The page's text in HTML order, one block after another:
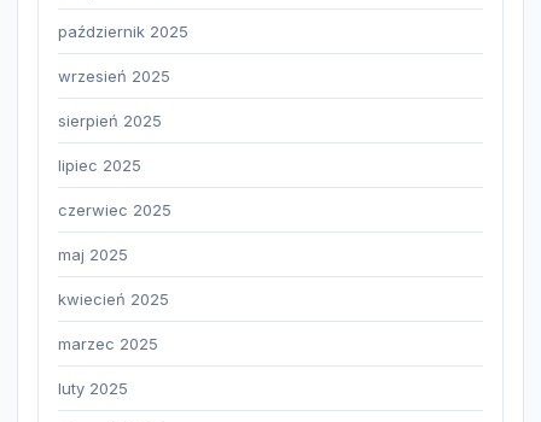
październik 2025
wrzesień 2025
sierpień 2025
lipiec 2025
czerwiec 2025
maj 2025
kwiecień 2025
marzec 2025
luty 2025